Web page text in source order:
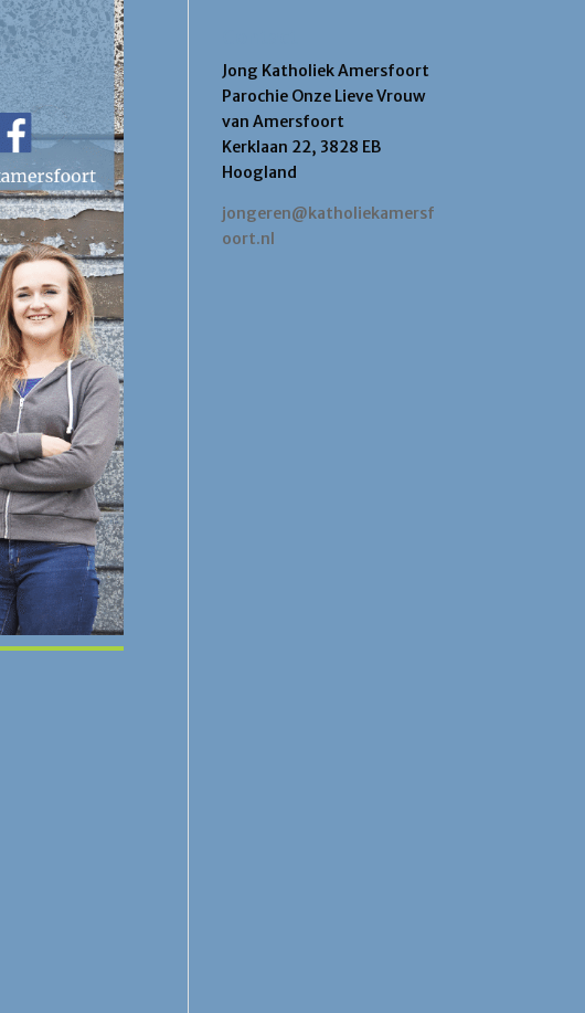
Jong Katholiek Amersfoort
Parochie Onze Lieve Vrouw
van Amersfoort
Kerklaan 22, 3828 EB
Hoogland
jongeren@katholiekamersf
oort.nl